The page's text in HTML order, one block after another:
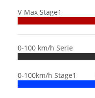
V-Max Stage1
0-100 km/h Serie
0-100km/h Stage1